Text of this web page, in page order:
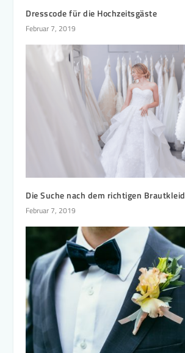
Dresscode für die Hochzeitsgäste
Februar 7, 2019
Die Suche nach dem richtigen Brautkleid
Februar 7, 2019